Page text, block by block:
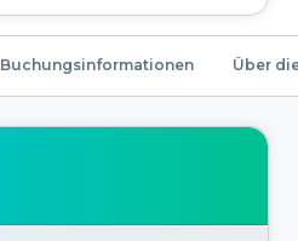
Buchungsinformationen Über